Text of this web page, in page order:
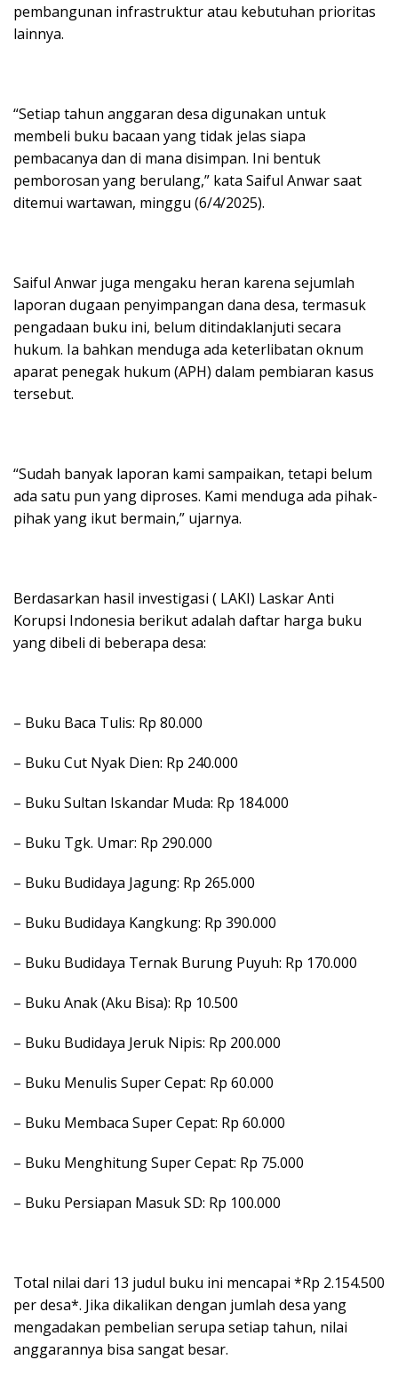
pembangunan infrastruktur atau kebutuhan prioritas
lainnya.
“Setiap tahun anggaran desa digunakan untuk
membeli buku bacaan yang tidak jelas siapa
pembacanya dan di mana disimpan. Ini bentuk
pemborosan yang berulang,” kata Saiful Anwar saat
ditemui wartawan, minggu (6/4/2025).
Saiful Anwar juga mengaku heran karena sejumlah
laporan dugaan penyimpangan dana desa, termasuk
pengadaan buku ini, belum ditindaklanjuti secara
hukum. Ia bahkan menduga ada keterlibatan oknum
aparat penegak hukum (APH) dalam pembiaran kasus
tersebut.
“Sudah banyak laporan kami sampaikan, tetapi belum
ada satu pun yang diproses. Kami menduga ada pihak-
pihak yang ikut bermain,” ujarnya.
Berdasarkan hasil investigasi ( LAKI) Laskar Anti
Korupsi Indonesia berikut adalah daftar harga buku
yang dibeli di beberapa desa:
– Buku Baca Tulis: Rp 80.000
– Buku Cut Nyak Dien: Rp 240.000
– Buku Sultan Iskandar Muda: Rp 184.000
– Buku Tgk. Umar: Rp 290.000
– Buku Budidaya Jagung: Rp 265.000
– Buku Budidaya Kangkung: Rp 390.000
– Buku Budidaya Ternak Burung Puyuh: Rp 170.000
– Buku Anak (Aku Bisa): Rp 10.500
– Buku Budidaya Jeruk Nipis: Rp 200.000
– Buku Menulis Super Cepat: Rp 60.000
– Buku Membaca Super Cepat: Rp 60.000
– Buku Menghitung Super Cepat: Rp 75.000
– Buku Persiapan Masuk SD: Rp 100.000
Total nilai dari 13 judul buku ini mencapai *Rp 2.154.500
per desa*. Jika dikalikan dengan jumlah desa yang
mengadakan pembelian serupa setiap tahun, nilai
anggarannya bisa sangat besar.